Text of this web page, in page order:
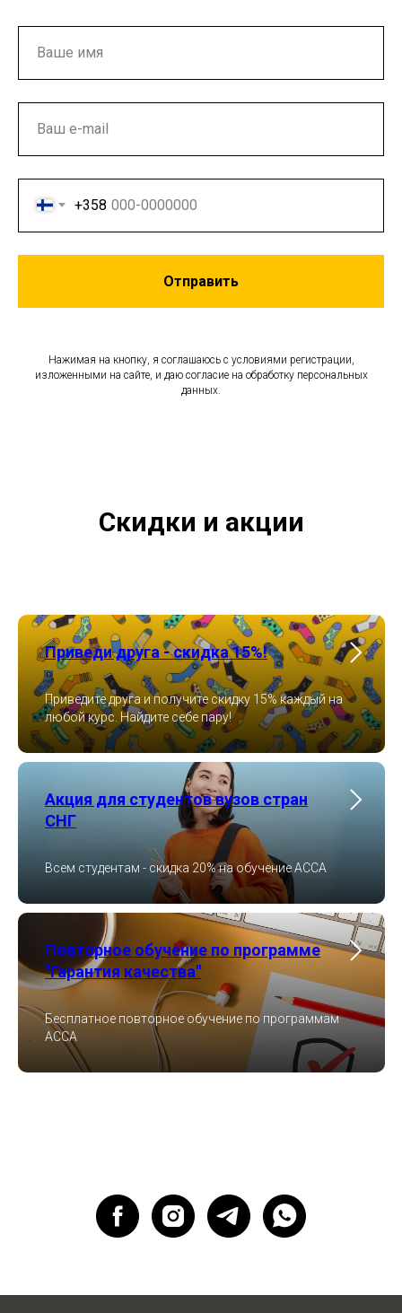
+358
Отправить
Нажимая на кнопку, я соглашаюсь с условиями регистрации,
изложенными на сайте, и даю согласие на обработку персональных
данных.
Скидки и акции
Приведи друга - скидка 15%!
Приведите друга и получите скидку 15% каждый на
любой курс. Найдите себе пару!
Акция для студентов вузов стран
СНГ
Всем студентам - скидка 20% на обучение ACCA
Повторное обучение по программе
"Гарантия качества"
Бесплатное повторное обучение по программам
ACCA